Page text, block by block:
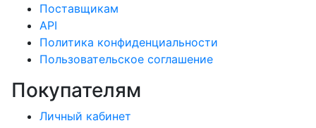
Поставщикам
API
Политика конфиденциальности
Пользовательское соглашение
Покупателям
Личный кабинет